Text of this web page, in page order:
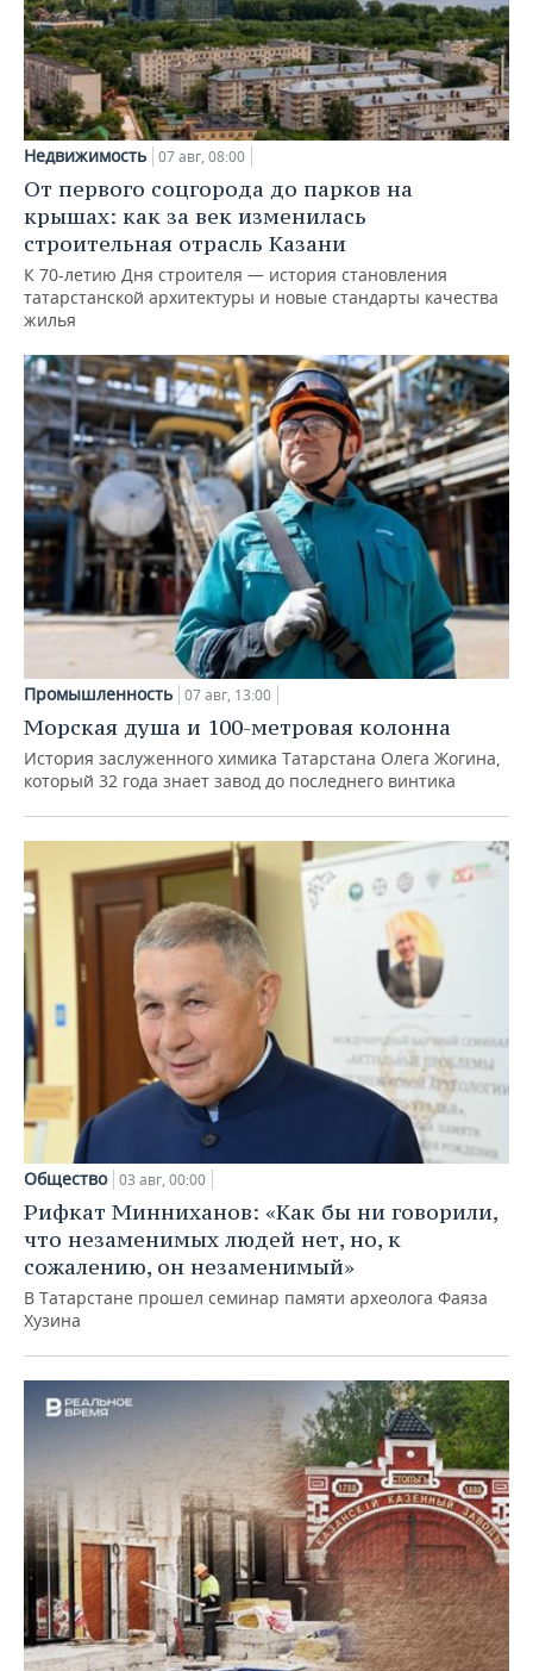
Недвижимость 07 авг, 08:00
От первого соцгорода до парков на
крышах: как за век изменилась
строительная отрасль Казани
К 70-летию Дня строителя — история становления
татарстанской архитектуры и новые стандарты качества
жилья
Промышленность 07 авг, 13:00
Морская душа и 100-метровая колонна
История заслуженного химика Татарстана Олега Жогина,
который 32 года знает завод до последнего винтика
Общество 03 авг, 00:00
Рифкат Минниханов: «Как бы ни говорили,
что незаменимых людей нет, но, к
сожалению, он незаменимый»
В Татарстане прошел семинар памяти археолога Фаяза
Хузина